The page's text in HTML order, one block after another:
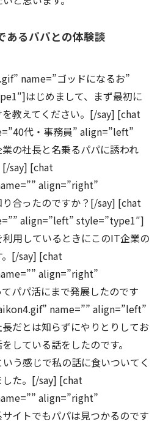
あるパパとの体験談
name=”ゴッドになるお”
はじめまして、まず最初に
教えてください。[/say] [chat
代・事務員” align=”left”
の社長と名乗るパパに誘われ
[/say] [chat
align=”right”
合ったのですか？[/say] [chat
align=”left” style=”type1″]
用しているときにこのIT企業の
。[/say] [chat
align=”right”
パパ活にまで発展したのです
name=”” align=”left”
だとは知らずにやりとりしてお
している話をしたのです。
う感じで私の話に食いついてく
した。[/say] [chat
align=”right”
イトでもパパは見つかるのです